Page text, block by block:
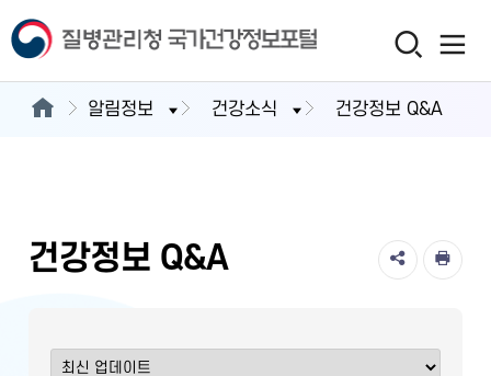
알림정보 건강소식 건강정보 Q&A
건강정보 Q&A